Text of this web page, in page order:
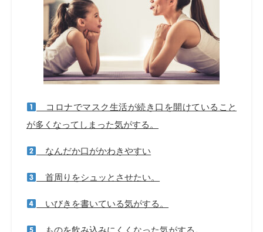
コロナでマスク生活が続き口を開けていること
が多くなってしまった気がする。
なんだか口がかわきやすい
首周りをシュッとさせたい。
いびきを書いている気がする。
ものを飲み込みにくくなった気がする。